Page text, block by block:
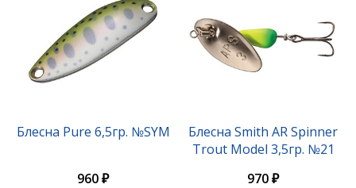
Блесна Pure 6,5гр. №SYM
960 ₽
Блесна Smith AR Spinner
Trout Model 3,5гр. №21
970 ₽